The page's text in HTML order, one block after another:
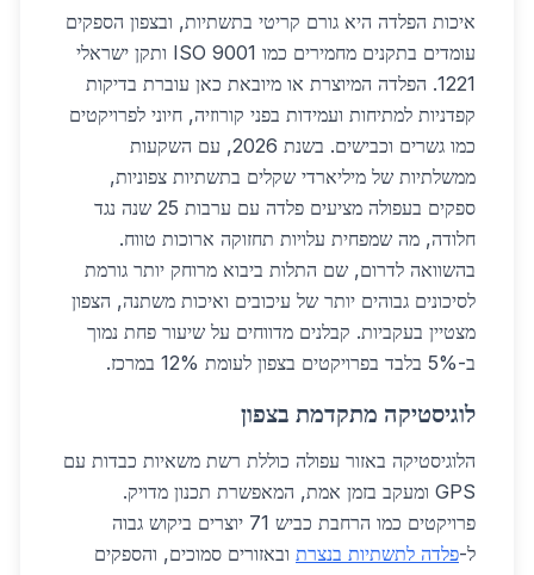
איכות הפלדה היא גורם קריטי בתשתיות, ובצפון הספקים
עומדים בתקנים מחמירים כמו ISO 9001 ותקן ישראלי
1221. הפלדה המיוצרת או מיובאת כאן עוברת בדיקות
קפדניות למתיחות ועמידות בפני קורוזיה, חיוני לפרויקטים
כמו גשרים וכבישים. בשנת 2026, עם השקעות
ממשלתיות של מיליארדי שקלים בתשתיות צפוניות,
ספקים בעפולה מציעים פלדה עם ערבות 25 שנה נגד
חלודה, מה שמפחית עלויות תחזוקה ארוכות טווח.
בהשוואה לדרום, שם התלות ביבוא מרוחק יותר גורמת
לסיכונים גבוהים יותר של עיכובים ואיכות משתנה, הצפון
מצטיין בעקביות. קבלנים מדווחים על שיעור פחת נמוך
ב-5% בלבד בפרויקטים בצפון לעומת 12% במרכז.
לוגיסטיקה מתקדמת בצפון
הלוגיסטיקה באזור עפולה כוללת רשת משאיות כבדות עם
GPS ומעקב בזמן אמת, המאפשרת תכנון מדויק.
פרויקטים כמו הרחבת כביש 71 יוצרים ביקוש גבוה
ל-פלדה לתשתיות בנצרת ובאזורים סמוכים, והספקים